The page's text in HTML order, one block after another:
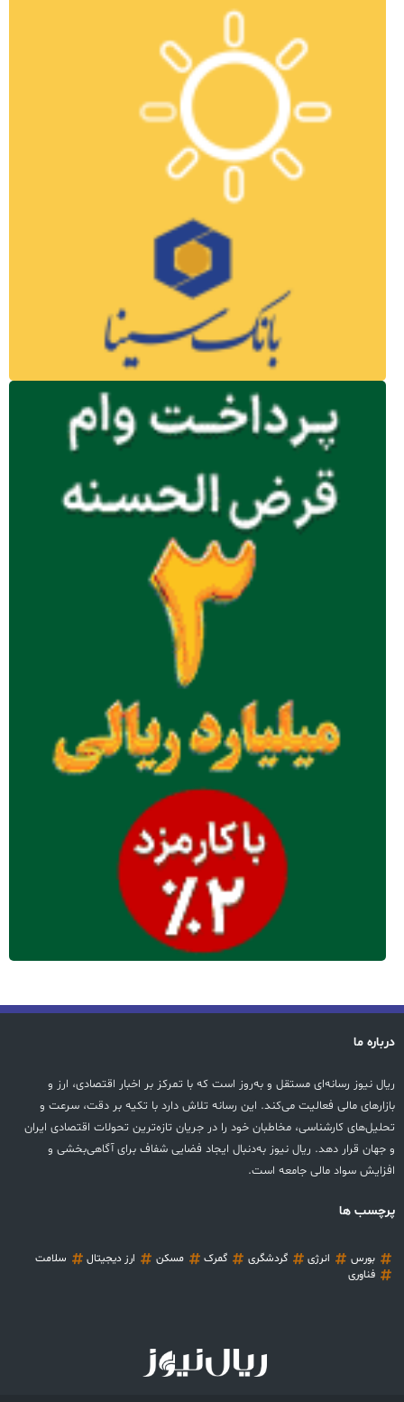
درباره ما
ریال نیوز رسانه‌ای مستقل و به‌روز است که با تمرکز بر اخبار اقتصادی، ارز و
بازارهای مالی فعالیت می‌کند. این رسانه تلاش دارد با تکیه بر دقت، سرعت و
تحلیل‌های کارشناسی، مخاطبان خود را در جریان تازه‌ترین تحولات اقتصادی ایران
و جهان قرار دهد. ریال نیوز به‌دنبال ایجاد فضایی شفاف برای آگاهی‌بخشی و
افزایش سواد مالی جامعه است.
پرچسب ها
بورس انرژی گردشگری گمرک مسکن ارز دیجیتال
سلامت
فناوری